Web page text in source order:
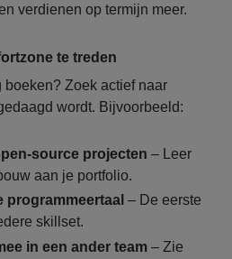
verdienen op termijn meer.
te treden
Zoek actief naar
wordt. Bijvoorbeeld:
source projecten – Leer
aan je portfolio.
programmeertaal – De eerste
skillset.
in een ander team – Zie